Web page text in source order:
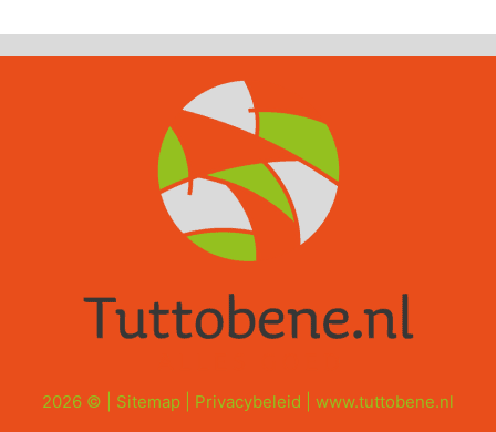
2026 © | Sitemap Privacybeleid www.tuttobene.nl